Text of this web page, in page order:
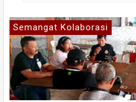
Semangat Kolaborasi